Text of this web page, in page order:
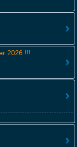
2026 !!!